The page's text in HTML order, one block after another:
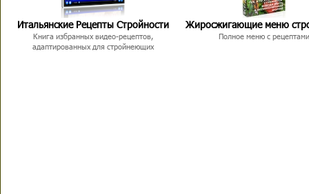
Итальянские Рецепты Стройности
Книга избранных видео-рецептов,
адаптированных для стройнеющих
Жиросжигающие меню
Полное меню с рецептами